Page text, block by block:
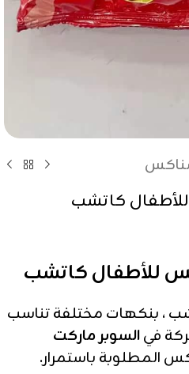
، بنكهات مختلفة تناسب
فيالسوبر ماركت
المطلوبة باستمرار.